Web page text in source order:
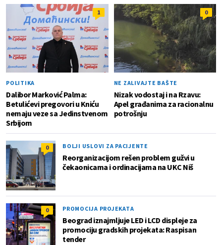
1
POLITIKA
Dalibor Marković Palma:
Betulićevi pregovori u Kniću
nemaju veze sa Jedinstvenom
Srbijom
0
NE ZALIVAJTE BAŠTE
Nizak vodostaj i na Rzavu:
Apel građanima za racionalnu
potrošnju
0 BOLJI USLOVI ZA PACIJENTE
Reorganizacijom rešen problem gužvi u
čekaonicama i ordinacijama na UKC Niš
0 PROMOCIJA PROJEKATA
Beograd iznajmljuje LED i LCD displeje za
promociju gradskih projekata: Raspisan
tender